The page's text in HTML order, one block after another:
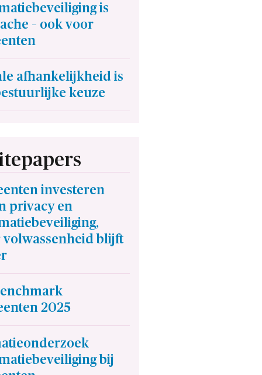
is
– ook voor
afhankelijkheid is
keuze
investeren
privacy en
volwassenheid blijft
2025
bij